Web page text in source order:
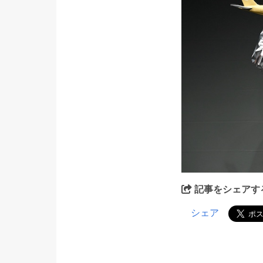
記事をシェアす
シェア